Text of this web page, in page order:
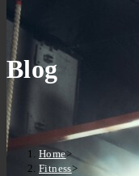
Blog
Home>
Fitness>